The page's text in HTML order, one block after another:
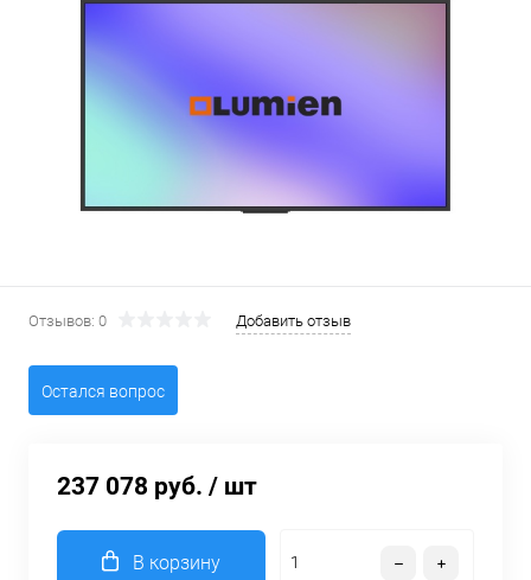
Отзывов: 0 Добавить отзыв
Остался вопрос
237 078 руб. / шт
В корзину